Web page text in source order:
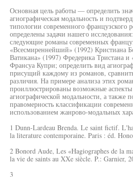
Основная цель работы — определить
агиографическая модальность и
типологии современного французского
определены задачи нашего
следующие романы современных
«Всесмиреннейший» (1992) Кристиана
Ватикана» (1997) Фредерика Тристана и
Франсуа Купри; определить вид
присущий каждому из романов,
различия. На примере анализа этих
проиллюстрированы возможные
агиографической модальности, а также
правомерность классификации
использованием жанрово-модальных
1 Dunn-Lardeau Brenda. Le saint fictif.
la literature contemporaine. Paris : éd.
2 Bonord Aude, Les «Hagiographes de la
la vie de saints au XXe siècle. P.: Garnier,
3